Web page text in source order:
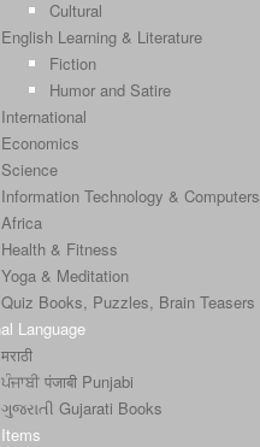
Cultural
English Learning & Literature
Fiction
Humor and Satire
International
Economics
Science
Information Technology & Computers
Africa
Health & Fitness
Yoga & Meditation
Quiz Books, Puzzles, Brain Teasers
Language
मराठी
ਪੰਜਾਬੀ पंजाबी Punjabi
ગુજરાતી Gujarati Books